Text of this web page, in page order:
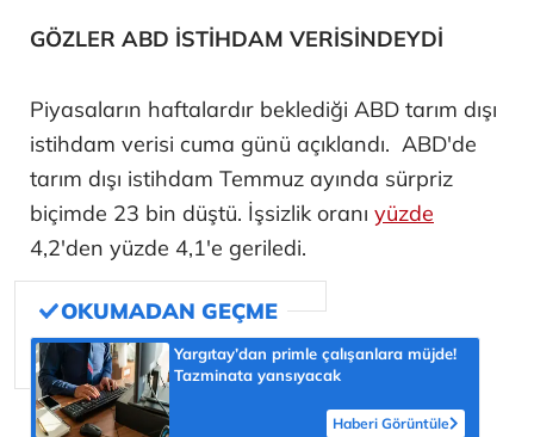
GÖZLER ABD İSTİHDAM VERİSİNDEYDİ
Piyasaların haftalardır beklediği ABD tarım dışı
istihdam verisi cuma günü açıklandı. ABD'de
tarım dışı istihdam Temmuz ayında sürpriz
biçimde 23 bin düştü. İşsizlik oranı yüzde
4,2'den yüzde 4,1'e geriledi.
Yargıtay’dan primle çalışanlara müjde!
Tazminata yansıyacak
Haberi Görüntüle